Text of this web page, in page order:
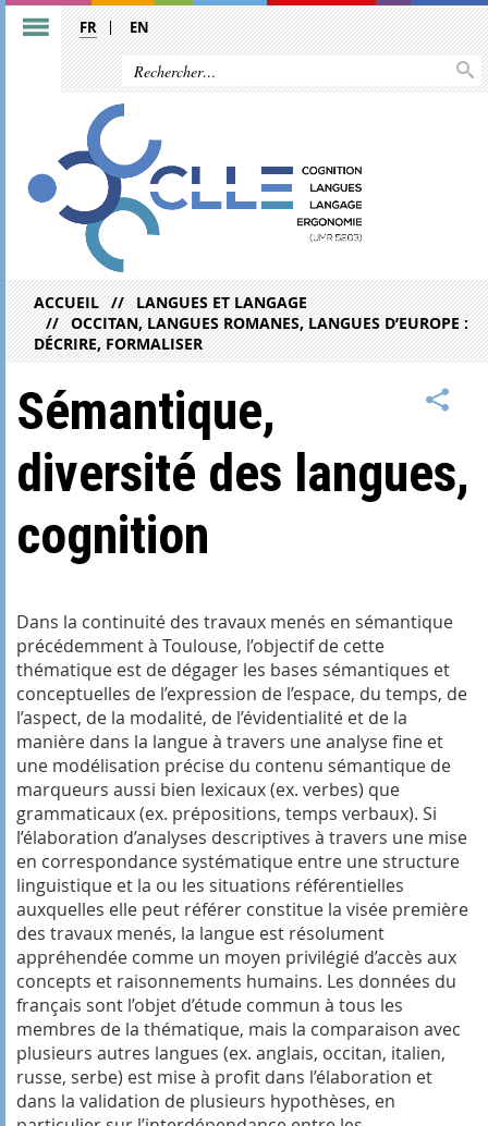
FR EN
ACCUEIL
LANGUES ET LANGAGE
OCCITAN, LANGUES ROMANES, LANGUES D’EUROPE :
DÉCRIRE, FORMALISER
Sémantique,
diversité des langues,
cognition
Dans la continuité des travaux menés en sémantique
précédemment à Toulouse, l’objectif de cette
thématique est de dégager les bases sémantiques et
conceptuelles de l’expression de l’espace, du temps, de
l’aspect, de la modalité, de l’évidentialité et de la
manière dans la langue à travers une analyse fine et
une modélisation précise du contenu sémantique de
marqueurs aussi bien lexicaux (ex. verbes) que
grammaticaux (ex. prépositions, temps verbaux). Si
l’élaboration d’analyses descriptives à travers une mise
en correspondance systématique entre une structure
linguistique et la ou les situations référentielles
auxquelles elle peut référer constitue la visée première
des travaux menés, la langue est résolument
appréhendée comme un moyen privilégié d’accès aux
concepts et raisonnements humains. Les données du
français sont l’objet d’étude commun à tous les
membres de la thématique, mais la comparaison avec
plusieurs autres langues (ex. anglais, occitan, italien,
russe, serbe) est mise à profit dans l’élaboration et
dans la validation de plusieurs hypothèses, en